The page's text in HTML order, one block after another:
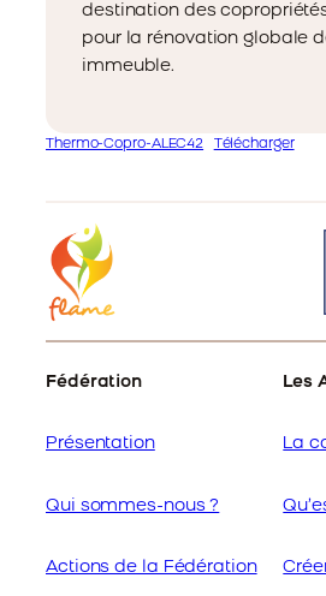
destination des
pour la rénovation globale
immeuble.
Thermo-Copro-ALEC42 Télécharger
Fédération
Présentation
Qui sommes-nous ?
Actions de la Fédération
Les
La